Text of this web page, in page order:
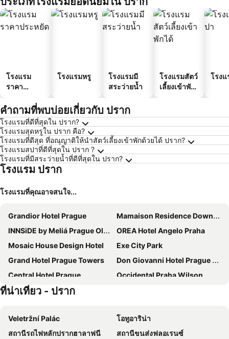
โรงแรม
ราคา
โรงแรมหรู
โรงแรมมี
สระว่ายน้ำ
โรงแรมสัตว์
เลี้ยงเข้าพัก
โรง
คำถามที่พบบ่อยเกี่ยวกับ ปราก
โรงแรมที่ดีที่สุดใน ปราก?
โรงแรมสุดหรูใน ปราก คือ?
โรงแรมที่ดีสุด ที่อณุญาติให้นำสัตว์เลี้ยงเข้าพักด้วยได้ ปราก?
โรงแรมสปาที่ดีที่สุดใน ปราก ?
โรงแรมที่มีสระว่ายน้ำที่ดีที่สุดใน ปราก?
โรงแรม ปราก
โรงแรมที่คุณอาจสนใจ...
Grandior Hotel Prague
Mamaison Residence Downtown Prague
INNSiDE by Meliá Prague Old Town
OREA Hotel Angelo Praha
Mosaic House Design Hotel
Exe City Park
Grand Hotel Prague Towers
Don Giovanni Hotel Prague - Great Hotels of The World
Central Hotel Prague
Occidental Praha Wilson
The Gold Bank
ibis Praha Old Town
Grandium Hotel Prague
Prague Centre Plaza
The Emblem Prague Hotel
ที่น่าเที่ยว - ปราก
Veletržní Palác
โอทูอาริน่า
สถานีรถไฟหลักปรากฮาลาฟนี
สถานีขนส่งฟลอเรนซ์